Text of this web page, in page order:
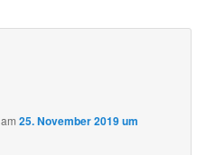
am25. November 2019 um